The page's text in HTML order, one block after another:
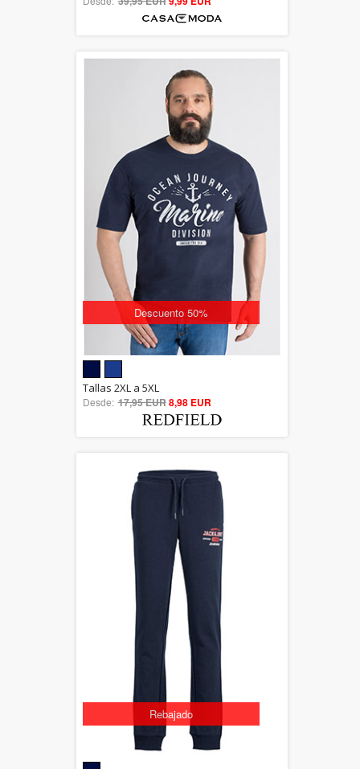
Descuento 50%
5.00
out of 5
Tallas 2XL a 5XL
Desde: 17,95 EUR8,98 EUR
Rebajado